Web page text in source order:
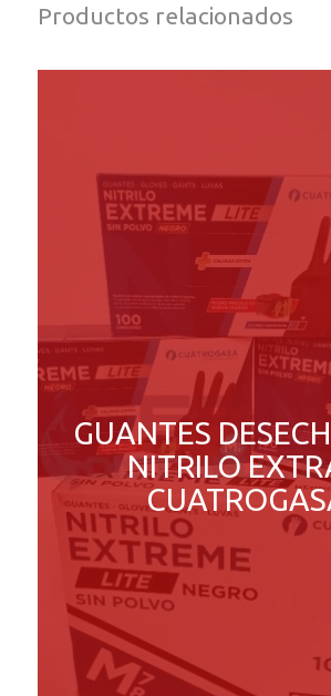
Productos relacionados
GUANTES
NITRILO